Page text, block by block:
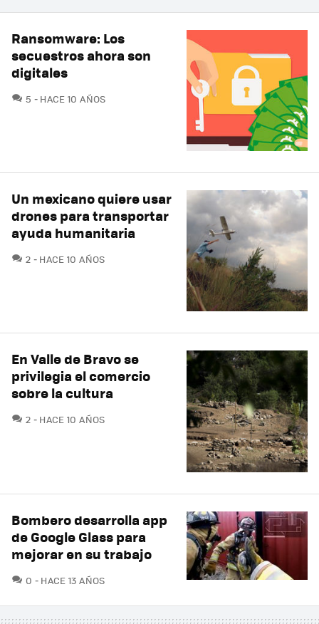
Ransomware: Los
secuestros ahora son
digitales
5 COMENTARIOS
HACE 10 AÑOS
Un mexicano quiere usar
drones para transportar
ayuda humanitaria
2 COMENTARIOS
HACE 10 AÑOS
En Valle de Bravo se
privilegia el comercio
sobre la cultura
2 COMENTARIOS
HACE 10 AÑOS
Bombero desarrolla app
de Google Glass para
mejorar en su trabajo
0 COMENTARIOS
HACE 13 AÑOS